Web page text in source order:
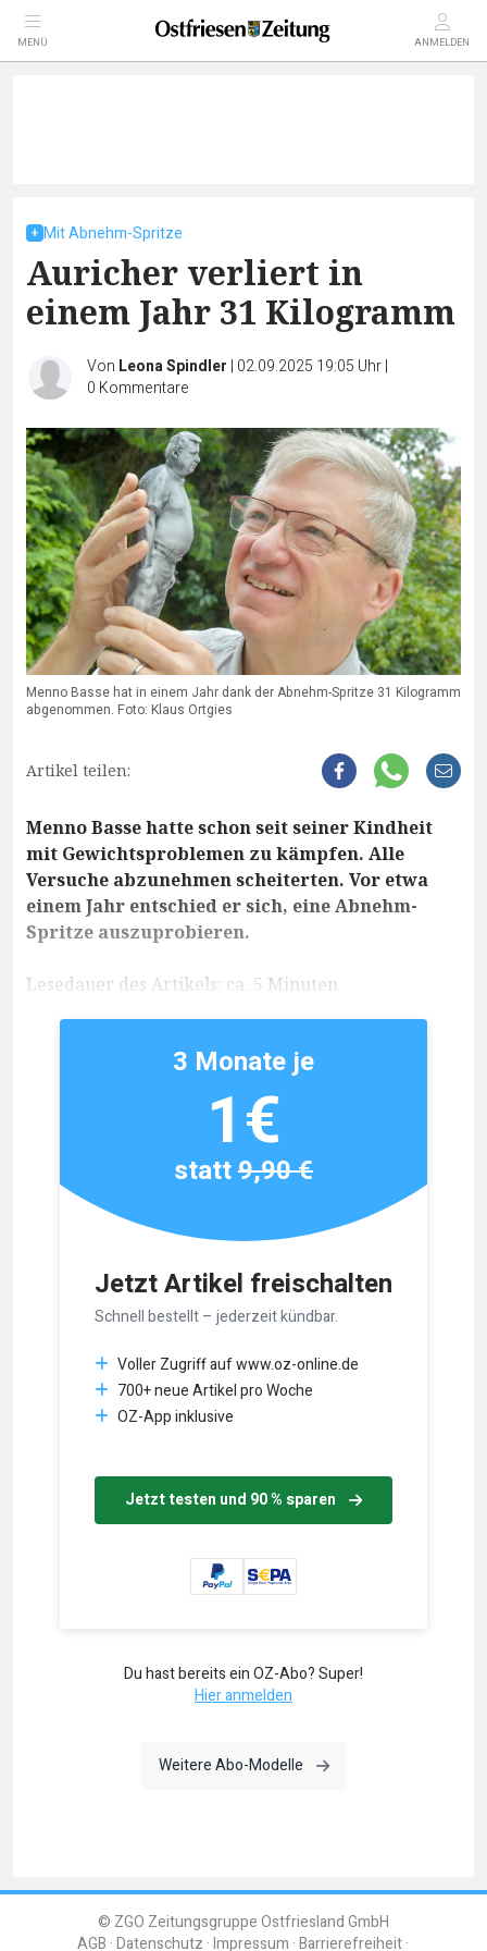
MENÜ ANMELDEN
Mit Abnehm-Spritze
Auricher verliert in
einem Jahr 31 Kilogramm
Von Leona Spindler | 02.09.2025 19:05 Uhr|
0 Kommentare
Menno Basse hat in einem Jahr dank der Abnehm-Spritze 31 Kilogramm
abgenommen. Foto: Klaus Ortgies
Artikel teilen:
Menno Basse hatte schon seit seiner Kindheit
mit Gewichtsproblemen zu kämpfen. Alle
Versuche abzunehmen scheiterten. Vor etwa
einem Jahr entschied er sich, eine Abnehm-
Spritze auszuprobieren.
Lesedauer des Artikels: ca. 5 Minuten
Jetzt Artikel freischalten
Schnell bestellt – jederzeit kündbar.
Voller Zugriff auf www.oz-online.de
700+ neue Artikel pro Woche
OZ-App inklusive
Jetzt testen und 90 % sparen
3 Monate je
1€
statt9,90 €
Du hast bereits ein OZ-Abo? Super!
Hier anmelden
Weitere Abo-Modelle
© ZGO Zeitungsgruppe Ostfriesland GmbH
AGB Datenschutz Impressum Barrierefreiheit